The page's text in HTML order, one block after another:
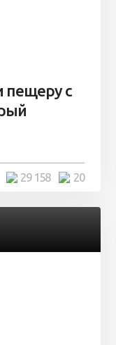
пещеру с
20
29 158